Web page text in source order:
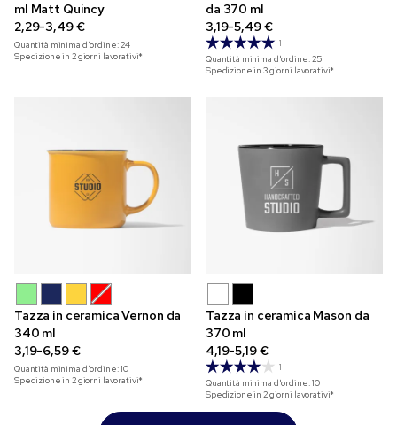
ml Matt Quincy
2,29-3,49 €
Quantità minima d'ordine:24
Spedizione in 2 giorni lavorativi*
da 370 ml
3,19-5,49 €
1
Quantità minima d'ordine:25
Spedizione in 3 giorni lavorativi*
Tazza in ceramica Vernon da
340 ml
3,19-6,59 €
Quantità minima d'ordine:10
Spedizione in 2 giorni lavorativi*
Tazza in ceramica Mason da
370 ml
4,19-5,19 €
1
Quantità minima d'ordine:10
Spedizione in 2 giorni lavorativi*